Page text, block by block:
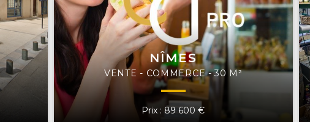
NÎMES
VENTE - COMMERCE - 30 M²
Prix : 89 600 €